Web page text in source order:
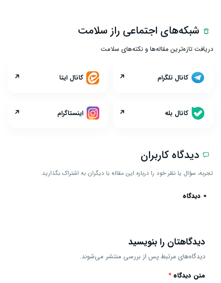
شبکه‌های اجتماعی راز سلامت
دریافت تازه‌ترین مقاله‌ها و نکته‌های سلامت
کانال تلگرام ↗ کانال ایتا ↗
کانال بله ↗ اینستاگرام ↗
دیدگاه کاربران
تجربه، سؤال یا نظر خود را درباره این مقاله با دیگران به اشتراک بگذارید.
0 دیدگاه
دیدگاهتان را بنویسید
دیدگاه‌های مرتبط پس از بررسی منتشر می‌شوند.
متن دیدگاه*